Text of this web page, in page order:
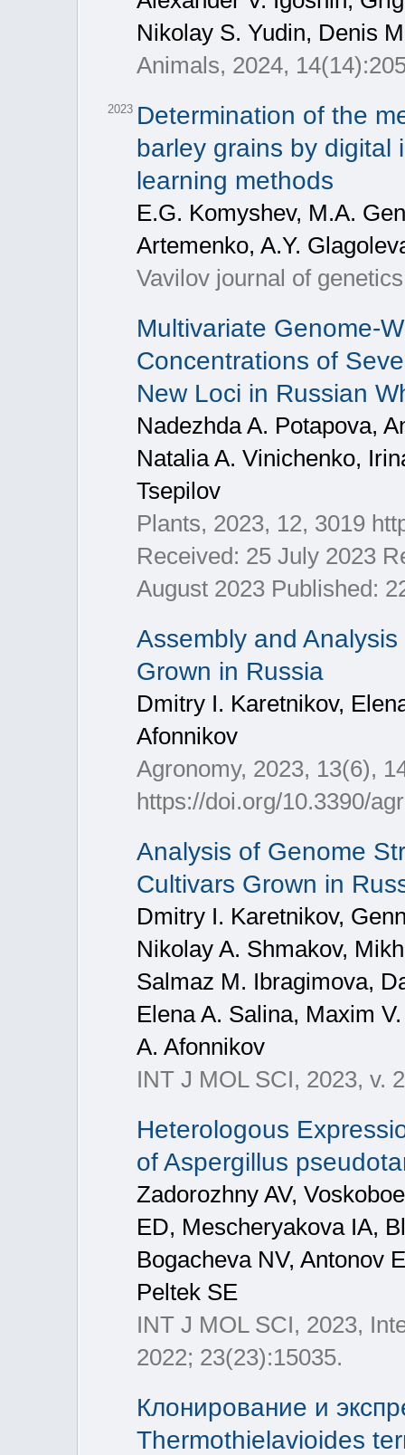
Nikolay S. Yudin, Denis
Animals, 2024,
2023 Determination of the
barley grains by digital
learning methods
E.G. Komyshev, M.A.
Artemenko, A.Y.
Vavilov journal of
Multivariate Genome-
Concentrations of
New Loci in Russian
Nadezhda A. Potapova,
Natalia A. Vinichenko,
Tsepilov
Plants, 2023, 12, 3019
Received: 25 July 2023
August 2023 Published:
Assembly and
Grown in Russia
Dmitry I. Karetnikov,
Afonnikov
Agronomy, 2023, 13(6),
https://doi.org/10.3390/
Analysis of Genome
Cultivars Grown in
Dmitry I. Karetnikov,
Nikolay A. Shmakov,
Salmaz M. Ibragimova,
Elena A. Salina, Maxim
A. Afonnikov
INT J MOL SCI, 2023, v.
Heterologous
of Aspergillus
Zadorozhny AV,
ED, Mescheryakova IA,
Bogacheva NV, Antonov
Peltek SE
INT J MOL SCI, 2023,
2022; 23(23):15035.
Клонирование и
Thermothielavioides